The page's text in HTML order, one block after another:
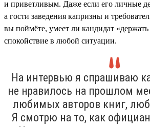
и приветливым. Даже если его личные
а гости заведения капризны и
вы поймёте, умеет ли кандидат
спокойствие в любой ситуации.
На интервью я спрашиваю
не нравилось на прошлом
любимых авторов книг,
Я смотрю на то, как